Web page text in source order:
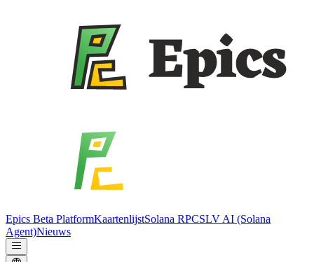
Epics Beta PlatformKaartenlijstSolana RPCSLV AI (Solana
Agent)Nieuws